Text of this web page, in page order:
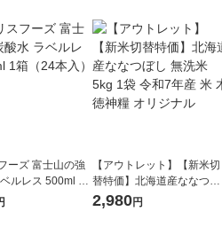
ーズ 富士山の強
ルレス 500ml 1
）
【アウトレット】【新米切
替特価】北海道産ななつぼ
し 無洗米 5kg 1袋 令和7年産
2,980円